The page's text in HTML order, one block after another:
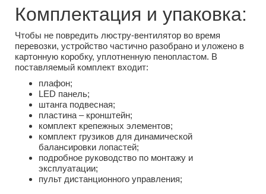
Комплектация и упаковка:
Чтобы не повредить люстру-вентилятор во время
перевозки, устройство частично разобрано и уложено в
картонную коробку, уплотненную пенопластом. В
поставляемый комплект входит:
плафон;
LED панель;
штанга подвесная;
пластина – кронштейн;
комплект крепежных элементов;
комплект грузиков для динамической
балансировки лопастей;
подробное руководство по монтажу и
эксплуатации;
пульт дистанционного управления;